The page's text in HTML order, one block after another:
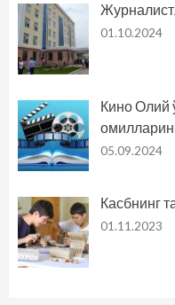
01.10.2024
Кино Олий
05.09.2024
Касбнинг
01.11.2023